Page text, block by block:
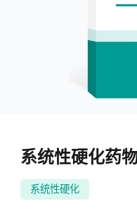
系统性硬化药
系统性硬化